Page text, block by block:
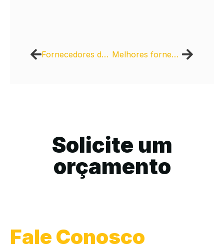
Fornecedores de concreto usinado Melhores fornecedores de piso intertravado para construtoras
Solicite um
orçamento
Fale Conosco